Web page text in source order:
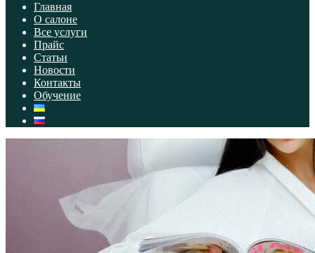
Главная
О салоне
Все услуги
Прайс
Статьи
Новости
Контакты
Обучение